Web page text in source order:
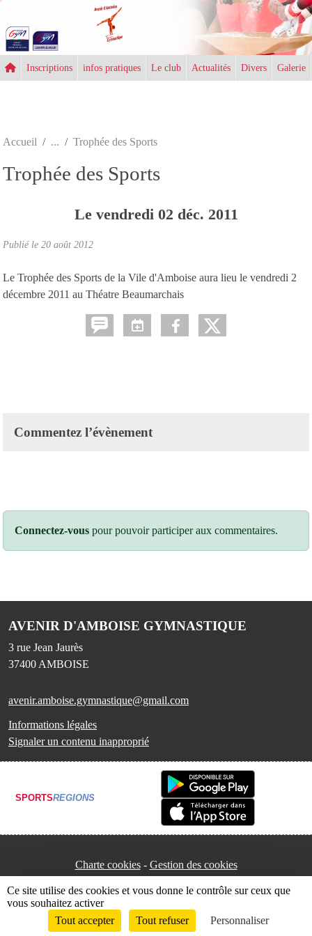
Inscriptions infos pratiques Le club Actualités Divers Galerie
Accueil Trophée des Sports
Trophée des Sports
Le vendredi 02 déc. 2011
Publié le 20 août 2012
Le Trophée des Sports de la Vile d'Amboise aura lieu le vendredi 2
décembre 2011 au Théatre Beaumarchais
Commentez l’évènement
Connectez-vous pour pouvoir participer aux commentaires.
AVENIR D'AMBOISE GYMNASTIQUE
3 rue Jean Jaurès
37400 AMBOISE
avenir.amboise.gymnastique@gmail.com
Informations légales
Signaler un contenu inapproprié
SPORTSREGIONS
Charte cookies Gestion des cookies
Envie de participer ? Connexion
Panneau de gestion des cookies
Ce site utilise des cookies et vous donne le contrôle sur ceux que
vous souhaitez activer
Tout accepter
Tout refuser Personnaliser